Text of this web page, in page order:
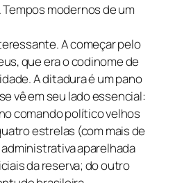
modernos de um
A começar pelo
que era o codinome de
A ditadura é um pano
vê em seu lado essencial:
comando político velhos
estrelas (com mais de
aparelhada
da reserva; do outro